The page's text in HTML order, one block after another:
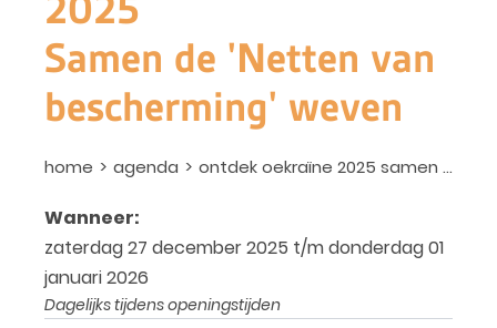
Samen de 'Netten van
bescherming' weven
home agenda ontdek oekraïne 2025 samen de 'netten van bescherming' weven
Wanneer:
zaterdag 27 december 2025 t/m donderdag 01
januari 2026
Dagelijks tijdens openingstijden